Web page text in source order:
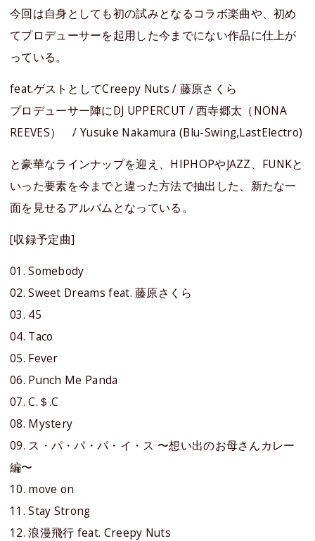
今回は自身としても初の試みとなるコラボ楽曲や、初め
てプロデューサーを起用した今までにない作品に仕上が
っている。
feat.ゲストとしてCreepy Nuts / 藤原さくら
プロデューサー陣にDJ UPPERCUT / 西寺郷太（NONA
REEVES） / Yusuke Nakamura (Blu-Swing,LastElectro)
と豪華なラインナップを迎え、HIPHOPやJAZZ、FUNKと
いった要素を今までと違った方法で抽出した、新たな一
面を見せるアルバムとなっている。
[収録予定曲]
01. Somebody
02. Sweet Dreams feat. 藤原さくら
03. 45
04. Taco
05. Fever
06. Punch Me Panda
07. C.＄.C
08. Mystery
09. ス・パ・パ・パ・イ・ス 〜想い出のお母さんカレー
編〜
10. move on
11. Stay Strong
12. 浪漫飛行 feat. Creepy Nuts